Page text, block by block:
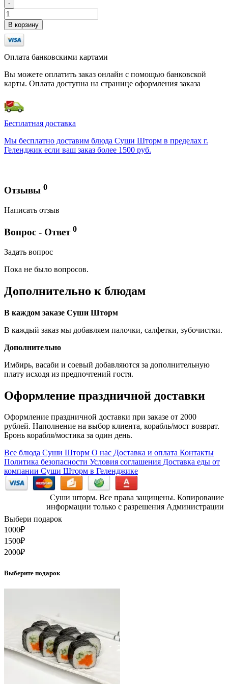
-
В корзину
Оплата банковскими картами
Вы можете оплатить заказ онлайн с помощью банковской
карты. Оплата доступна на странице оформления заказа
Бесплатная доставка
Мы бесплатно доставим блюда Суши Шторм в пределах г.
Геленджик если ваш заказ более 1500 руб.
Отзывы 0
Написать отзыв
Вопрос - Ответ 0
Задать вопрос
Пока не было вопросов.
Дополнительно к блюдам
В каждом заказе Суши Шторм
В каждый заказ мы добавляем палочки, салфетки, зубочистки.
Дополнительно
Имбирь, васаби и соевый добавляются за дополнительную
плату исходя из предпочтений гостя.
Оформление праздничной доставки
Оформление праздничной доставки при заказе от 2000
рублей. Наполнение на выбор клиента, корабль/мост возврат.
Бронь корабля/мостика за один день.
Все блюда Суши Шторм О нас Доставка и оплата Контакты
Политика безопасности Условия соглашения Доставка еды от
компании Суши Шторм в Геленджике
Суши шторм. Все права защищены. Копирование
информации только с разрешения Администрации
Выбери подарок
1000₽
1500₽
2000₽
Выберите подарок